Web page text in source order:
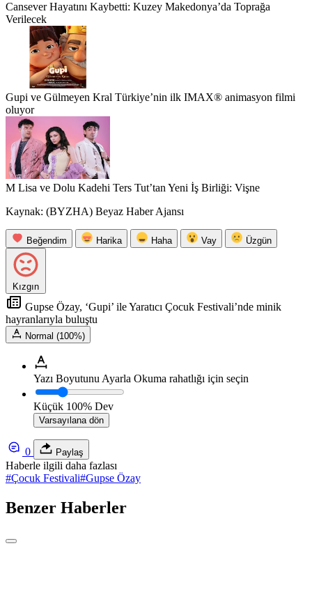
Cansever Hayatını Kaybetti: Kuzey Makedonya’da Toprağa
Verilecek
Gupi ve Gülmeyen Kral Türkiye’nin ilk IMAX® animasyon filmi
oluyor
M Lisa ve Dolu Kadehi Ters Tut’tan Yeni İş Birliği: Vişne
Kaynak: (BYZHA) Beyaz Haber Ajansı
Beğendim Harika Haha Vay Üzgün
Kızgın
Gupse Özay, ‘Gupi’ ile Yaratıcı Çocuk Festivali’nde minik
hayranlarıyla buluştu
Normal (100%)
Yazı Boyutunu Ayarla Okuma rahatlığı için seçin
Küçük 100% Dev
Varsayılana dön
0 Paylaş
Haberle ilgili daha fazlası
#Çocuk Festivali#Gupse Özay
Benzer Haberler